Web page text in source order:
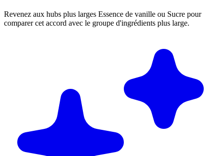
Revenez aux hubs plus larges Essence de vanille ou Sucre pour
comparer cet accord avec le groupe d'ingrédients plus large.